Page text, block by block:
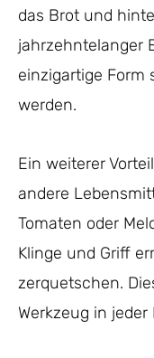
das Brot und
jahrzehntelanger
einzigartige Form
werden.
Ein weiterer
andere
Tomaten oder
Klinge und Griff
zerquetschen.
Werkzeug in jeder